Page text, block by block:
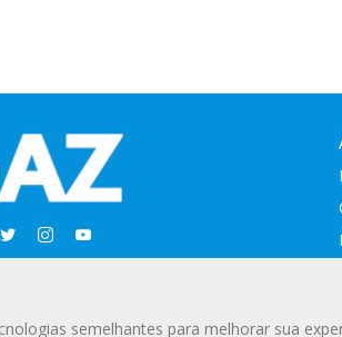
semelhantes para melhorar sua